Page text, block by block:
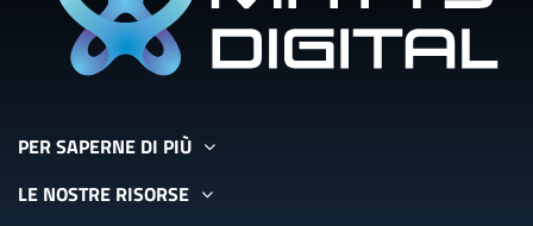
PER SAPERNE DI PIÙ
LE NOSTRE RISORSE